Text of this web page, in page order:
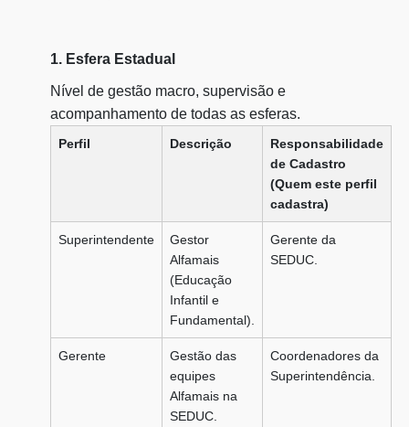
1. Esfera Estadual
Nível de gestão macro, supervisão e
acompanhamento de todas as esferas.
Perfil Descrição
Responsabilidade
de Cadastro
(Quem este perfil
cadastra)
Superintendente
Gestor
Alfamais
(Educação
Infantil e
Fundamental).
Gerente da
SEDUC.
Gerente
Gestão das
equipes
Alfamais na
SEDUC.
Coordenadores da
Superintendência.